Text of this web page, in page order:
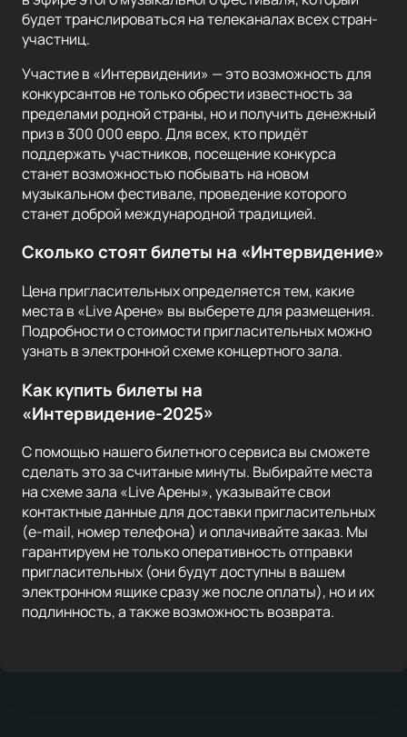
будет транслироваться на телеканалах всех стран-
участниц.
Участие в «Интервидении» — это возможность для
конкурсантов не только обрести известность за
пределами родной страны, но и получить денежный
приз в 300 000 евро. Для всех, кто придёт
поддержать участников, посещение конкурса
станет возможностью побывать на новом
музыкальном фестивале, проведение которого
станет доброй международной традицией.
Сколько стоят билеты на «Интервидение»
Цена пригласительных определяется тем, какие
места в «Live Арене» вы выберете для размещения.
Подробности о стоимости пригласительных можно
узнать в электронной схеме концертного зала.
Как купить билеты на
«Интервидение-2025»
С помощью нашего билетного сервиса вы сможете
сделать это за считаные минуты. Выбирайте места
на схеме зала «Live Арены», указывайте свои
контактные данные для доставки пригласительных
(e-mail, номер телефона) и оплачивайте заказ. Мы
гарантируем не только оперативность отправки
пригласительных (они будут доступны в вашем
электронном ящике сразу же после оплаты), но и их
подлинность, а также возможность возврата.